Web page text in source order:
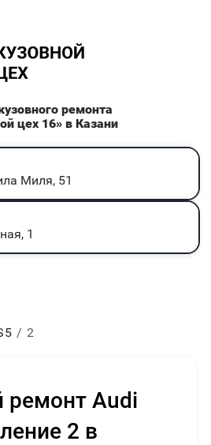
ремонта
цех 16» в Казани
Миля, 51
1
2
ремонт Audi
2 в